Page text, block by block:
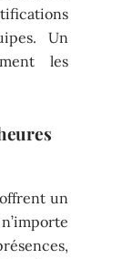
Un
les
un